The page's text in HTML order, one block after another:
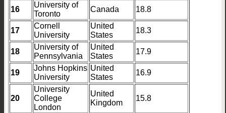
16
University of
Toronto
Canada 18.8
17
Cornell
University
United
States
18.3
18
University of
Pennsylvania
United
States
17.9
19
Johns Hopkins
University
United
States
16.9
20
University
College
London
United
Kingdom
15.8